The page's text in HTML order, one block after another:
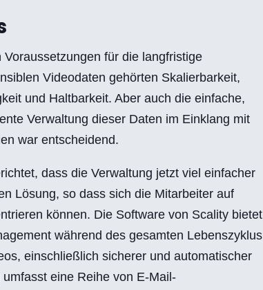
für die langfristige
Videodaten gehörten Skalierbarkeit,
und Haltbarkeit. Aber auch die einfache,
Verwaltung dieser Daten im Einklang mit
war entscheidend.
dass die Verwaltung jetzt viel einfacher
Lösung, so dass sich die Mitarbeiter auf
können. Die Software von Scality bietet
während des gesamten Lebenszyklus
einschließlich sicherer und automatischer
eine Reihe von E-Mail-